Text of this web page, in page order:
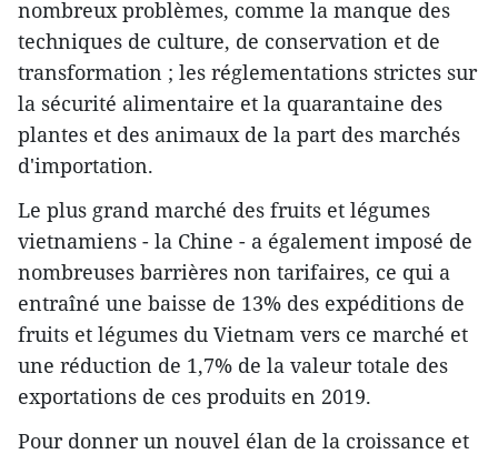
nombreux problèmes, comme la manque des
techniques de culture, de conservation et de
transformation ; les réglementations strictes sur
la sécurité alimentaire et la quarantaine des
plantes et des animaux de la part des marchés
d'importation.
Le plus grand marché des fruits et légumes
vietnamiens - la Chine - a également imposé de
nombreuses barrières non tarifaires, ce qui a
entraîné une baisse de 13% des expéditions de
fruits et légumes du Vietnam vers ce marché et
une réduction de 1,7% de la valeur totale des
exportations de ces produits en 2019.
Pour donner un nouvel élan de la croissance et